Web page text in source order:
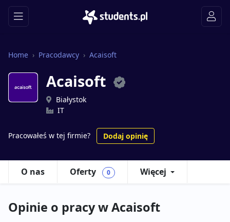
Home Pracodawcy Acaisoft
Acaisoft
Białystok
IT
Pracowałeś w tej firmie? Dodaj opinię
O nas Oferty 0 Więcej
Opinie o pracy w Acaisoft